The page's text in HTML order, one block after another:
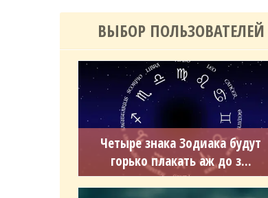
ВЫБОР ПОЛЬЗОВАТЕЛЕЙ
Четыре знака Зодиака будут
горько плакать аж до з...